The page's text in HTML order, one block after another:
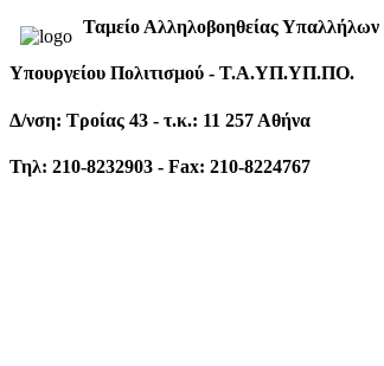
Ταμείο Αλληλοβοηθείας Υπαλλήλων
Υπουργείου Πολιτισμού - T.Α.ΥΠ.ΥΠ.ΠΟ.
Δ/νση: Τροίας 43 - τ.κ.: 11 257 Αθήνα
Τηλ: 210-8232903 - Fax: 210-8224767